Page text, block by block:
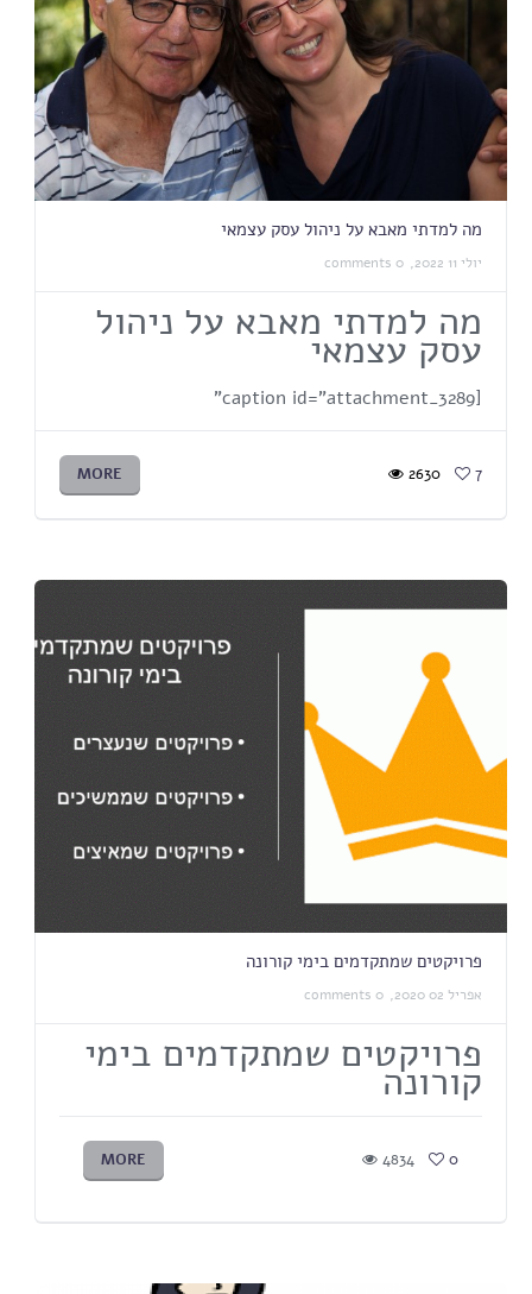
מה למדתי מאבא על ניהול עסק עצמאי
יולי 11 2022, 0 comments
מה למדתי מאבא על ניהול
עסק עצמאי
[caption id="attachment_3289"
MORE 2630 7
פרויקטים שמתקדמים בימי קורונה
אפריל 02 2020, 0 comments
פרויקטים שמתקדמים בימי
קורונה
MORE 4834 0